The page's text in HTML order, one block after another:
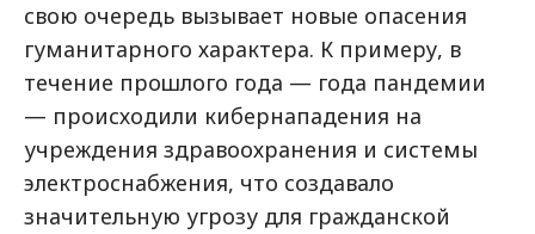
свою очередь вызывает новые опасения
гуманитарного характера. К примеру, в
течение прошлого года — года пандемии
— происходили кибернападения на
учреждения здравоохранения и системы
электроснабжения, что создавало
значительную угрозу для гражданской